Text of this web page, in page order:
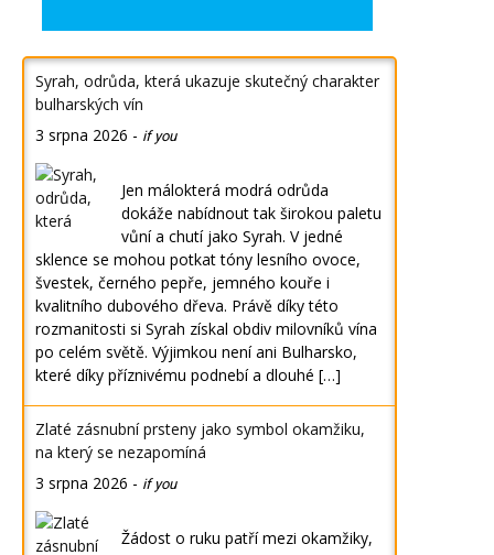
Syrah, odrůda, která ukazuje skutečný charakter
bulharských vín
3 srpna 2026 - if you
Jen málokterá modrá odrůda
dokáže nabídnout tak širokou paletu
vůní a chutí jako Syrah. V jedné
sklence se mohou potkat tóny lesního ovoce,
švestek, černého pepře, jemného kouře i
kvalitního dubového dřeva. Právě díky této
rozmanitosti si Syrah získal obdiv milovníků vína
po celém světě. Výjimkou není ani Bulharsko,
které díky příznivému podnebí a dlouhé […]
Zlaté zásnubní prsteny jako symbol okamžiku,
na který se nezapomíná
3 srpna 2026 - if you
Žádost o ruku patří mezi okamžiky,